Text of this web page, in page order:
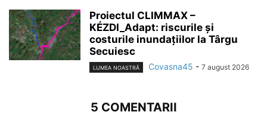
Proiectul CLIMMAX –
KÉZDI_Adapt: riscurile și
costurile inundațiilor la Târgu
Secuiesc
LUMEA NOASTRĂ Covasna45 - 7 august 2026
5 COMENTARII